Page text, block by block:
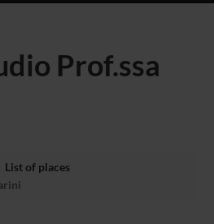
Prof.ssa
List of places